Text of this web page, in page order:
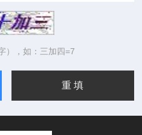
），如：三加四=7